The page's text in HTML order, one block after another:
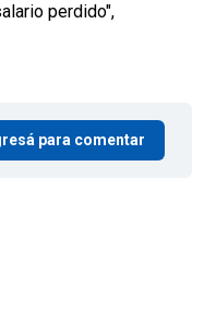
perdido",
para comentar